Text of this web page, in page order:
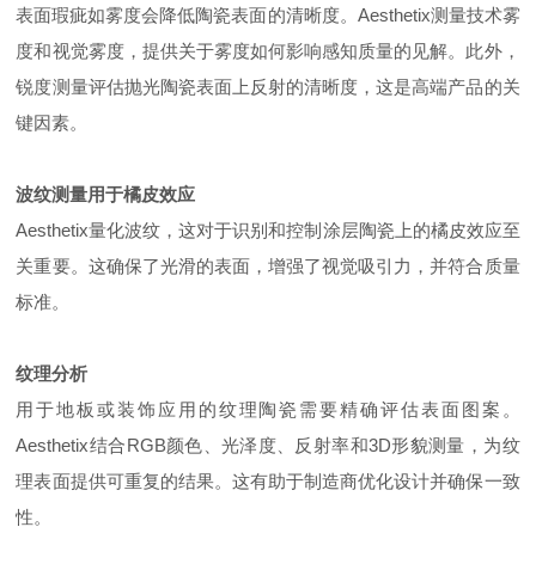
表面瑕疵如雾度会降低陶瓷表面的清晰度。Aesthetix测量技术雾
度和视觉雾度，提供关于雾度如何影响感知质量的见解。此外，
锐度测量评估抛光陶瓷表面上反射的清晰度，这是高端产品的关
键因素。
波纹测量用于橘皮效应
Aesthetix量化波纹，这对于识别和控制涂层陶瓷上的橘皮效应至
关重要。这确保了光滑的表面，增强了视觉吸引力，并符合质量
标准。
纹理分析
用于地板或装饰应用的纹理陶瓷需要精确评估表面图案。
Aesthetix结合RGB颜色、光泽度、反射率和3D形貌测量，为纹
理表面提供可重复的结果。这有助于制造商优化设计并确保一致
性。